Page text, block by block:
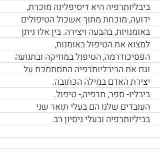
ביבליותרפיה היא דיסיפלינה מוכרת,
ידועה, מוכחת מתוך אשכול הטיפולים
באומנויות, בהבעה ויצירה. בין אלו ניתן
למצוא את הטיפול באומנות,
הפסיכודרמה, הטיפול במוזיקה ובתנועה
וגם את הביבליותרפיה המסתמכת על
יצירת האדם במילה הכתובה.
ביבליו- ספר, תרפיה,- טיפול.
העובדים שלנו הם בעלי תואר שני
בביליותרפיה ובעלי ניסיון רב.